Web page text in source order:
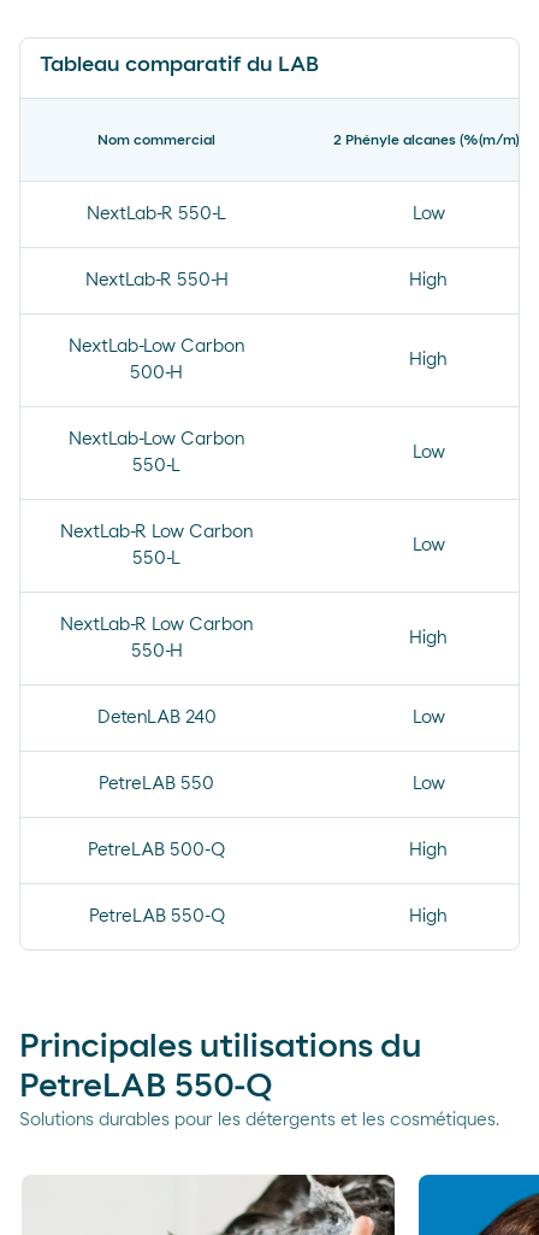
Tableau comparatif du LAB
Nom commercial 2 Phényle alcanes (%(m/m))
NextLab-R 550-L Low
NextLab-R 550-H High
NextLab-Low Carbon
500-H
High
NextLab-Low Carbon
550-L
Low
NextLab-R Low Carbon
550-L
Low
NextLab-R Low Carbon
550-H
High
DetenLAB 240 Low
PetreLAB 550 Low
PetreLAB 500-Q High
PetreLAB 550-Q High
Principales utilisations du
PetreLAB 550-Q
Solutions durables pour les détergents et les cosmétiques.